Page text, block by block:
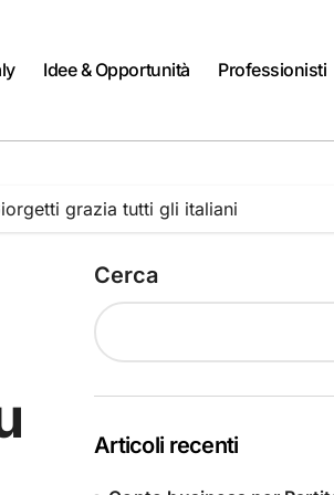
Idee & Opportunità Professionisti
grazia tutti gli italiani
Cerca
Articoli recenti